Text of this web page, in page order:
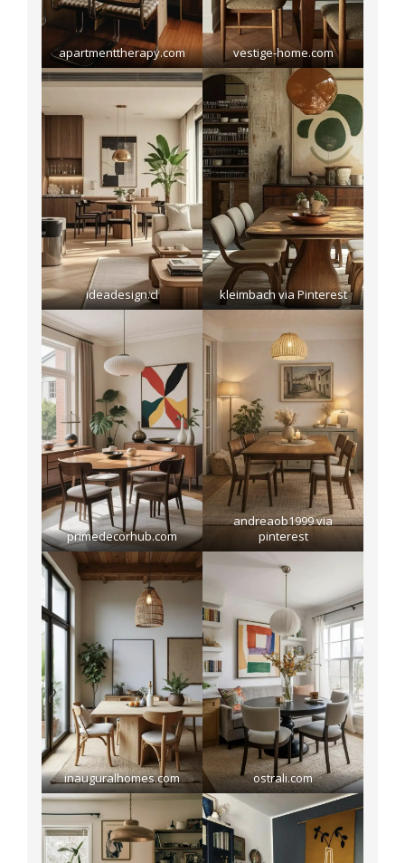
apartmenttherapy.com vestige-home.com
ideadesign.cl kleimbach via Pinterest
primedecorhub.com
andreaob1999 via
pinterest
inauguralhomes.com ostrali.com